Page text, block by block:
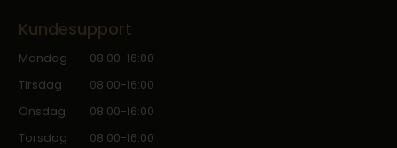
Kundesupport
Mandag
08:00-16:00
Tirsdag
08:00-16:00
Onsdag
08:00-16:00
Torsdag
08:00-16:00